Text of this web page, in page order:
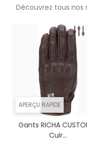
Découvrez tous nos
APERÇU RAPIDE
Gants RICHA
Cuir...